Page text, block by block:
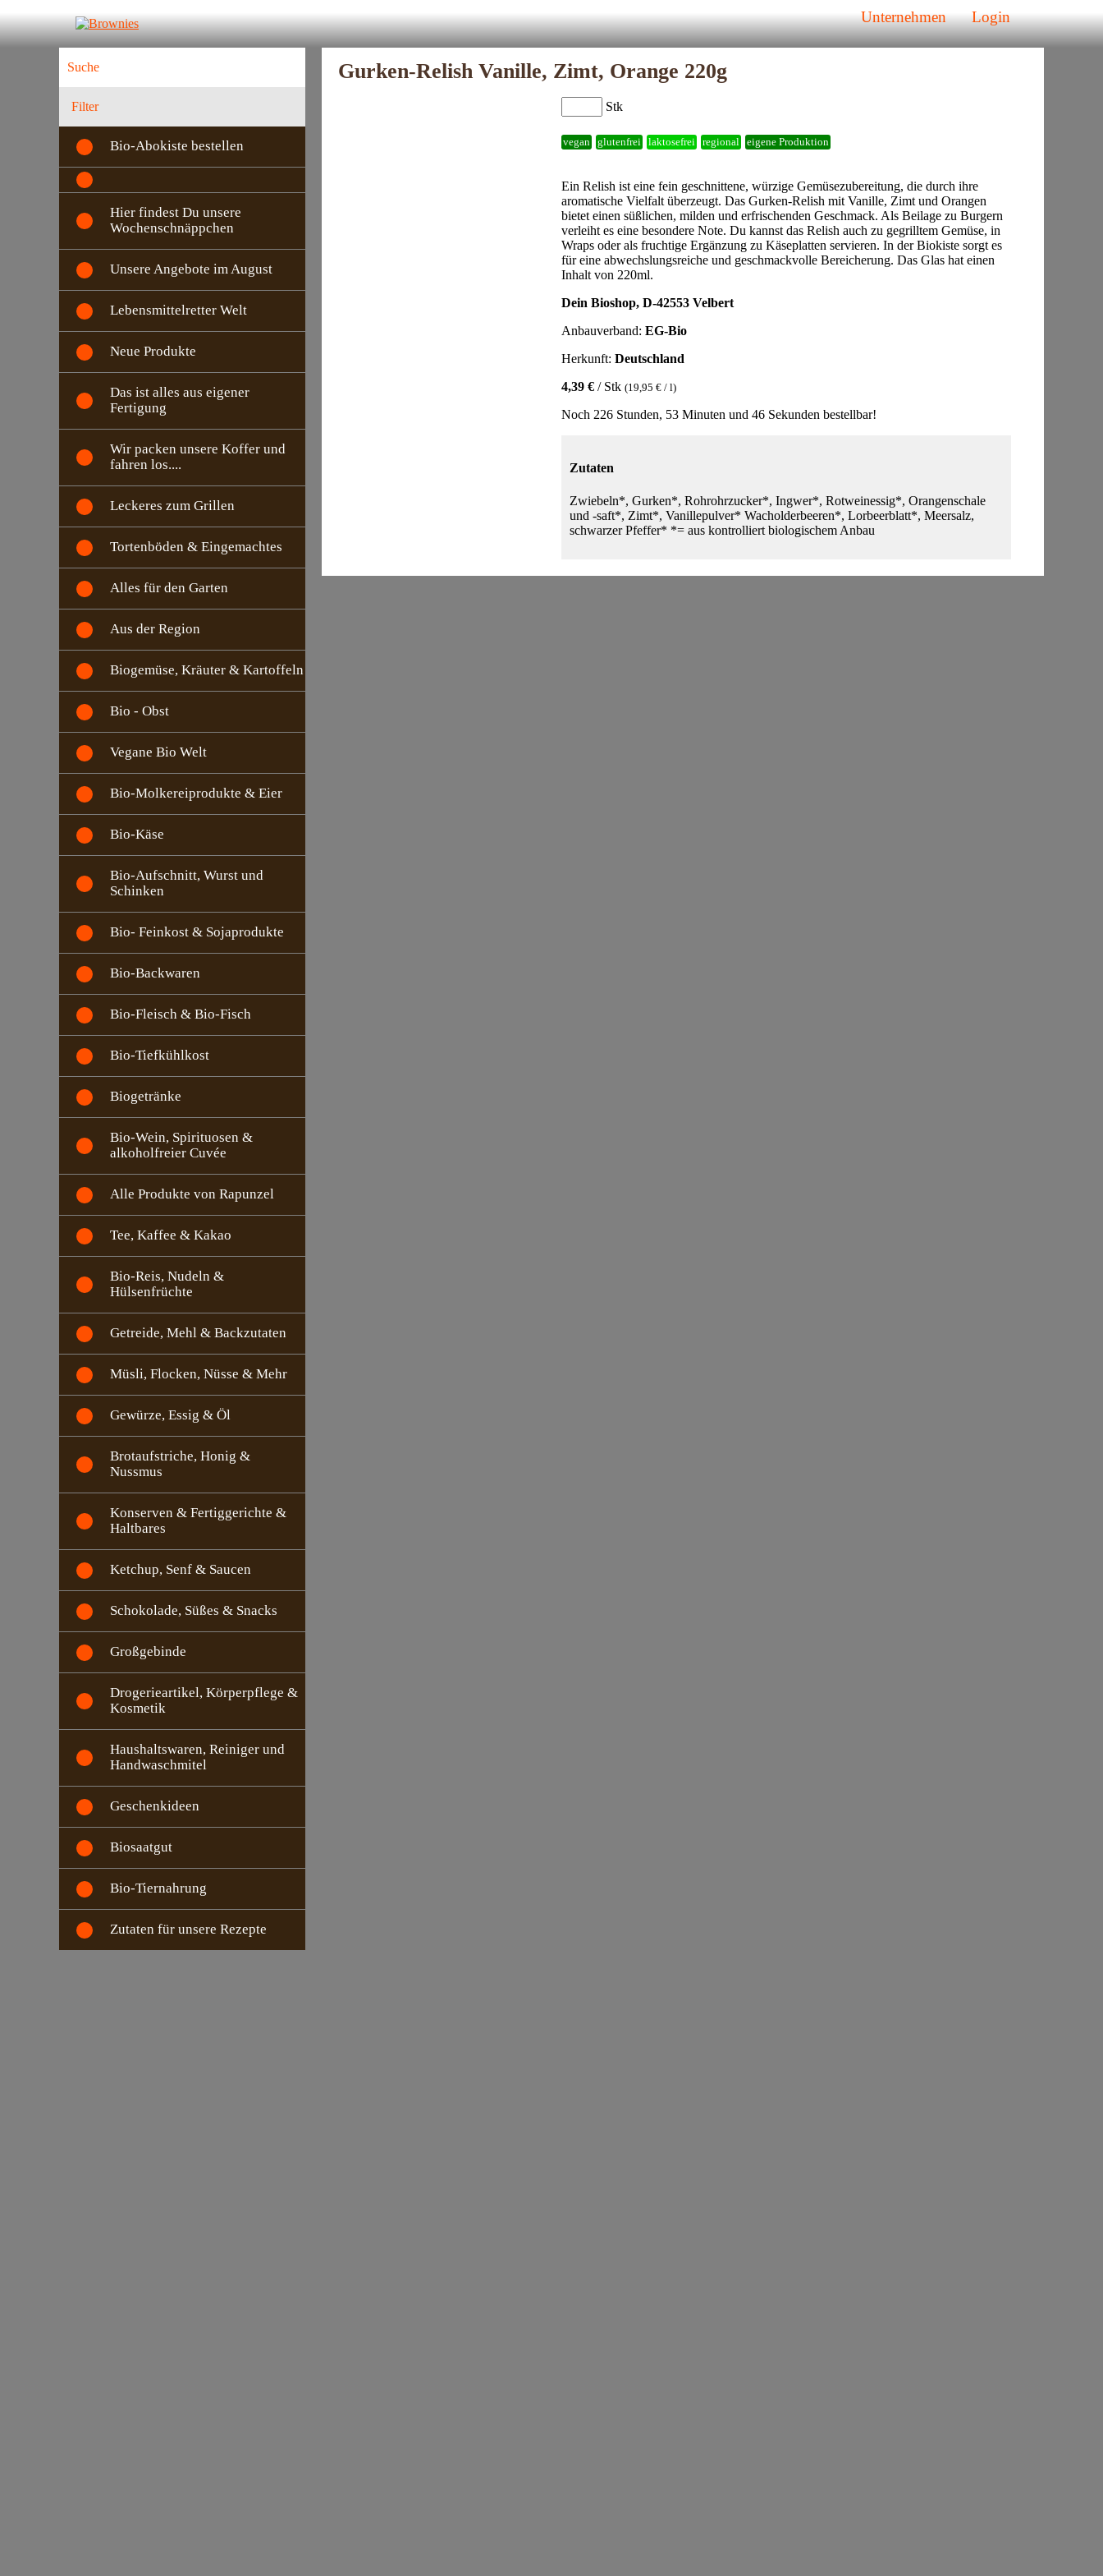
Unternehmen Login
Filter
Bio-Abokiste bestellen
Hier findest Du unsere
Wochenschnäppchen
Unsere Angebote im August
Lebensmittelretter Welt
Neue Produkte
Das ist alles aus eigener
Fertigung
Wir packen unsere Koffer und
fahren los....
Leckeres zum Grillen
Tortenböden & Eingemachtes
Alles für den Garten
Aus der Region
Biogemüse, Kräuter & Kartoffeln
Bio - Obst
Vegane Bio Welt
Bio-Molkereiprodukte & Eier
Bio-Käse
Bio-Aufschnitt, Wurst und
Schinken
Bio- Feinkost & Sojaprodukte
Bio-Backwaren
Bio-Fleisch & Bio-Fisch
Bio-Tiefkühlkost
Biogetränke
Bio-Wein, Spirituosen &
alkoholfreier Cuvée
Alle Produkte von Rapunzel
Tee, Kaffee & Kakao
Bio-Reis, Nudeln &
Hülsenfrüchte
Getreide, Mehl & Backzutaten
Müsli, Flocken, Nüsse & Mehr
Gewürze, Essig & Öl
Brotaufstriche, Honig &
Nussmus
Konserven & Fertiggerichte &
Haltbares
Ketchup, Senf & Saucen
Schokolade, Süßes & Snacks
Großgebinde
Drogerieartikel, Körperpflege &
Kosmetik
Haushaltswaren, Reiniger und
Handwaschmitel
Geschenkideen
Biosaatgut
Bio-Tiernahrung
Zutaten für unsere Rezepte
Gurken-Relish Vanille, Zimt, Orange 220g
Stk
vegan glutenfrei laktosefrei regional eigene Produktion
Ein Relish ist eine fein geschnittene, würzige Gemüsezubereitung, die durch ihre
aromatische Vielfalt überzeugt. Das Gurken-Relish mit Vanille, Zimt und Orangen
bietet einen süßlichen, milden und erfrischenden Geschmack. Als Beilage zu Burgern
verleiht es eine besondere Note. Du kannst das Relish auch zu gegrilltem Gemüse, in
Wraps oder als fruchtige Ergänzung zu Käseplatten servieren. In der Biokiste sorgt es
für eine abwechslungsreiche und geschmackvolle Bereicherung. Das Glas hat einen
Inhalt von 220ml.
Dein Bioshop, D-42553 Velbert
Anbauverband: EG-Bio
Herkunft: Deutschland
4,39 € / Stk (19,95 € / l)
Noch 226 Stunden, 53 Minuten und 46 Sekunden bestellbar!
Zutaten
Zwiebeln*, Gurken*, Rohrohrzucker*, Ingwer*, Rotweinessig*, Orangenschale
und -saft*, Zimt*, Vanillepulver* Wacholderbeeren*, Lorbeerblatt*, Meersalz,
schwarzer Pfeffer* *= aus kontrolliert biologischem Anbau